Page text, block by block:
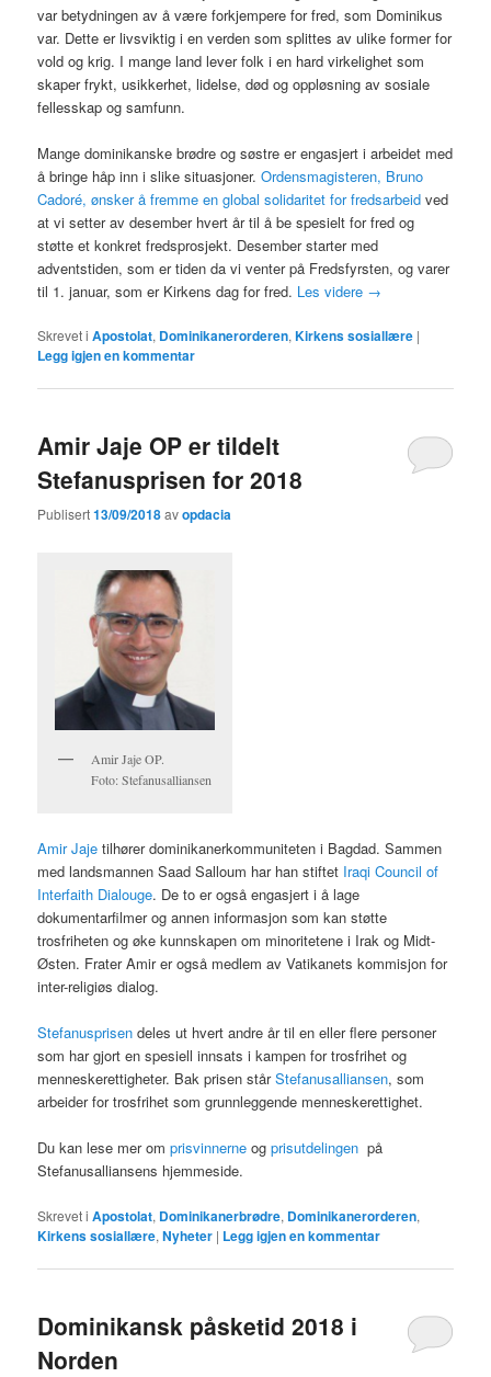
var betydningen av å være forkjempere for fred, som Dominikus
var. Dette er livsviktig i en verden som splittes av ulike former for
vold og krig. I mange land lever folk i en hard virkelighet som
skaper frykt, usikkerhet, lidelse, død og oppløsning av sosiale
fellesskap og samfunn.
Mange dominikanske brødre og søstre er engasjert i arbeidet med
å bringe håp inn i slike situasjoner.Ordensmagisteren, Bruno
Cadoré, ønsker å fremme en global solidaritet for fredsarbeid ved
at vi setter av desember hvert år til å be spesielt for fred og
støtte et konkret fredsprosjekt. Desember starter med
adventstiden, som er tiden da vi venter på Fredsfyrsten, og varer
til 1. januar, som er Kirkens dag for fred. Les videre →
Skrevet i Apostolat, Dominikanerorderen,Kirkens sosiallære |
Legg igjen en kommentar
Amir Jaje OP er tildelt
Stefanusprisen for 2018
Publisert13/09/2018avopdacia
Amir Jaje OP.
Foto: Stefanusalliansen
Amir Jaje tilhører dominikanerkommuniteten i Bagdad. Sammen
med landsmannen Saad Salloum har han stiftet Iraqi Council of
Interfaith Dialouge. De to er også engasjert i å lage
dokumentarfilmer og annen informasjon som kan støtte
trosfriheten og øke kunnskapen om minoritetene i Irak og Midt-
Østen. Frater Amir er også medlem av Vatikanets kommisjon for
inter-religiøs dialog.
Stefanusprisen deles ut hvert andre år til en eller flere personer
som har gjort en spesiell innsats i kampen for trosfrihet og
menneskerettigheter. Bak prisen stårStefanusalliansen, som
arbeider for trosfrihet som grunnleggende menneskerettighet.
Du kan lese mer omprisvinnerne ogprisutdelingen på
Stefanusalliansens hjemmeside.
Skrevet i Apostolat, Dominikanerbrødre, Dominikanerorderen,
Kirkens sosiallære,Nyheter | Legg igjen en kommentar
Dominikansk påsketid 2018 i
Norden